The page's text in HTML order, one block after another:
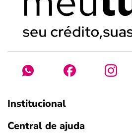
Institucional
Central de ajuda